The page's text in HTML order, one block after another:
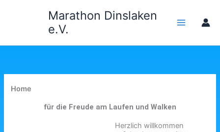
Marathon Dinslaken
e.V.
Home
für die Freude am Laufen und Walken
Herzlich willkommen